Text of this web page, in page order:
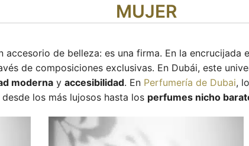
MUJER
accesorio de belleza: es una firma. En la
de composiciones exclusivas. En Dubái, este
moderna y accesibilidad. En Perfumería de Dubai,
desde los más lujosos hasta los perfumes nicho